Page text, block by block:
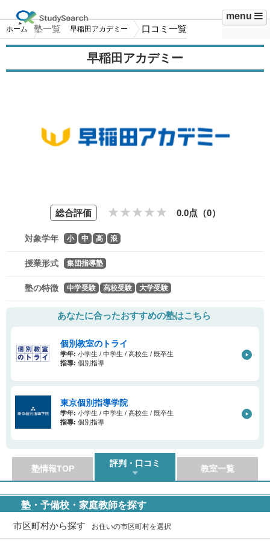
menu
ホーム 塾一覧 早稲田アカデミー 口コミ一覧
早稲田アカデミー
総合評価 0.0点（0）
対象学年 小 中 高 浪
授業形式 集団指導塾
塾の特徴 中学受験 高校受験 大学受験
あなたに合ったおすすめの塾はこちら
個別教室のトライ
学年: 小学生 / 中学生 / 高校生 / 既卒生
指導: 個別指導
東京個別指導学院
学年: 小学生 / 中学生 / 高校生 / 既卒生
指導: 個別指導
塾情報TOP
評判・口コミ
教室一覧
塾・予備校・家庭教師を探す
市区町村から探す お住いの市区町村を選択